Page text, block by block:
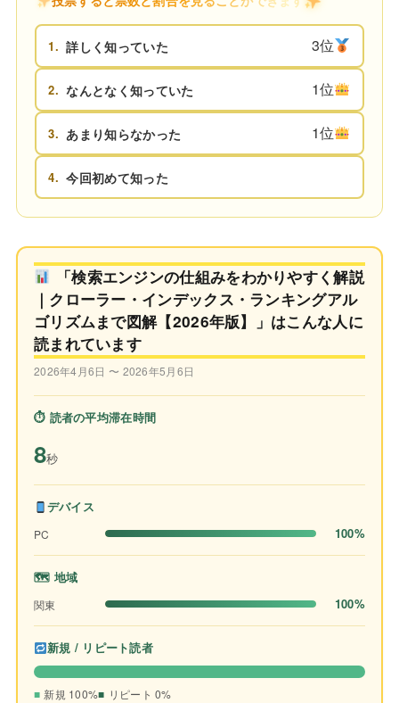
1. 詳しく知っていた 3位
2. なんとなく知っていた 1位
3. あまり知らなかった 1位
4. 今回初めて知った
「検索エンジンの仕組みをわかりやすく解説
｜クローラー・インデックス・ランキングアル
ゴリズムまで図解【2026年版】」はこんな人に
読まれています
2026年4月6日 〜 2026年5月6日
⏱ 読者の平均滞在時間
8秒
デバイス
PC 100%
🗺 地域
関東 100%
新規 / リピート読者
新規 100% リピート 0%